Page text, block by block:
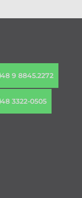
48 9 8845.2272
48 3322-0505